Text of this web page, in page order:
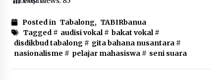
Posted in Tabalong, TABIRbanua
Tagged # audisi vokal# bakat vokal#
disdikbud tabalong# gita bahana nusantara#
nasionalisme # pelajar mahasiswa# seni suara